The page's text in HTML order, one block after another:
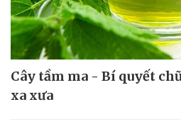
Cây tầm ma - Bí quyết
xa xưa